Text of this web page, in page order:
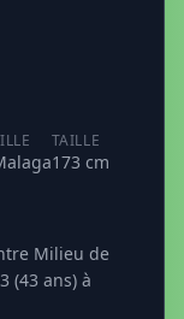
TAILLE
173 cm
Milieu de
(43 ans) à